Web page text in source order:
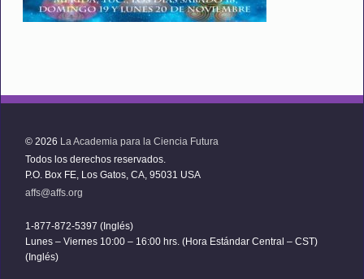
© 2026 La Academia para la Ciencia Futura
Todos los derechos reservados.
P.O. Box FE, Los Gatos, CA, 95031 USA
affs@affs.org
1-877-872-5397 (Inglés)
Lunes – Viernes 10:00 – 16:00 hrs. (Hora Estándar Central – CST)
(Inglés)